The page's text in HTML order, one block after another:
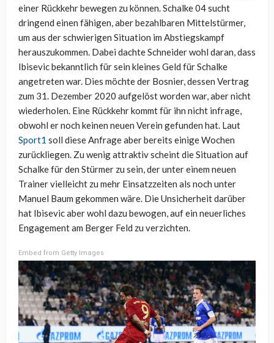
einer Rückkehr bewegen zu können. Schalke 04 sucht
dringend einen fähigen, aber bezahlbaren Mittelstürmer,
um aus der schwierigen Situation im Abstiegskampf
herauszukommen. Dabei dachte Schneider wohl daran, dass
Ibisevic bekanntlich für sein kleines Geld für Schalke
angetreten war. Dies möchte der Bosnier, dessen Vertrag
zum 31. Dezember 2020 aufgelöst worden war, aber nicht
wiederholen. Eine Rückkehr kommt für ihn nicht infrage,
obwohl er noch keinen neuen Verein gefunden hat. Laut
Sport1 soll diese Anfrage aber bereits einige Wochen
zurückliegen. Zu wenig attraktiv scheint die Situation auf
Schalke für den Stürmer zu sein, der unter einem neuen
Trainer vielleicht zu mehr Einsatzzeiten als noch unter
Manuel Baum gekommen wäre. Die Unsicherheit darüber
hat Ibisevic aber wohl dazu bewogen, auf ein neuerliches
Engagement am Berger Feld zu verzichten.
Embed from Getty Images